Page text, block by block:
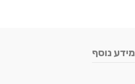
מידע נוסף